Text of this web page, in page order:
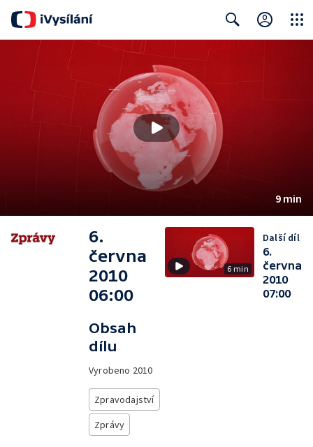
9 min
6.
června
2010
06:00
Obsah
dílu
Vyrobeno 2010
Zpravodajství
Zprávy
6 min
Další díl
6.
června
2010
07:00